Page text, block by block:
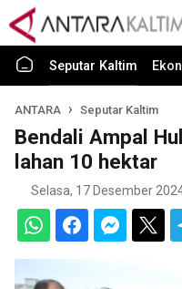
Seputar Kaltim
ANTARA Seputar Kaltim
Bendali Ampal
lahan 10 hektar
Selasa, 17 Desember